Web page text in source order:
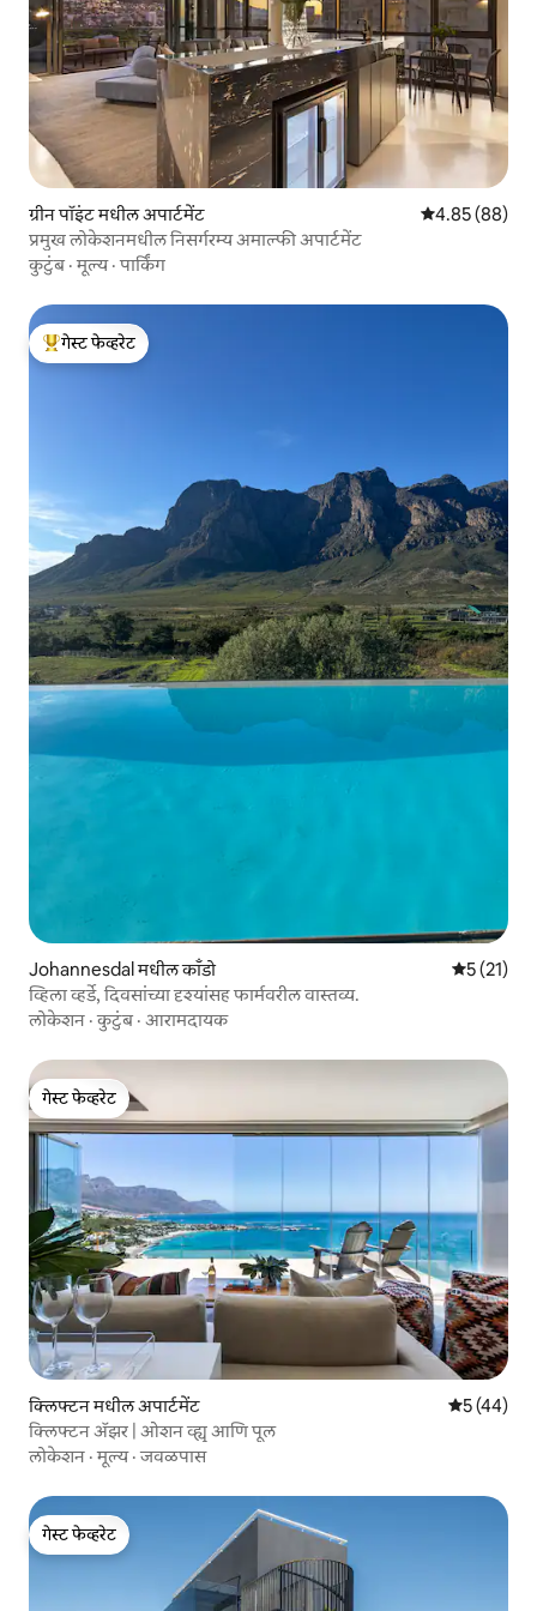
ग्रीन पॉइंट मधील अपार्टमेंट 5 पैकी 4.85
4.85 (88)
प्रमुख लोकेशनमधील निसर्गरम्य अमाल्फी अपार्टमेंट
कुटुंब·मूल्य·पार्किंग
टॉप गेस्ट फेव्हरेट
गेस्ट फेव्हरेट
Johannesdal मधील काँडो 5 पैकी 5
5 (21)
व्हिला व्हर्डे, दिवसांच्या दृश्यांसह फार्मवरील वास्तव्य.
लोकेशन ·कुटुंब· आरामदायक
गेस्ट फेव्हरेट
गेस्ट फेव्हरेट
क्लिफ्टन मधील अपार्टमेंट 5 पैकी 5
5 (44)
क्लिफ्टन ॲझर | ओशन व्ह्यू आणि पूल
लोकेशन ·मूल्य·जवळपास
गेस्ट फेव्हरेट
गेस्ट फेव्हरेट